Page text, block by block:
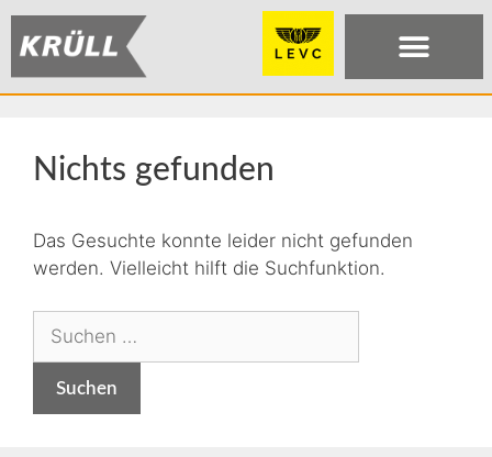
Nichts gefunden
Das Gesuchte konnte leider nicht gefunden
werden. Vielleicht hilft die Suchfunktion.